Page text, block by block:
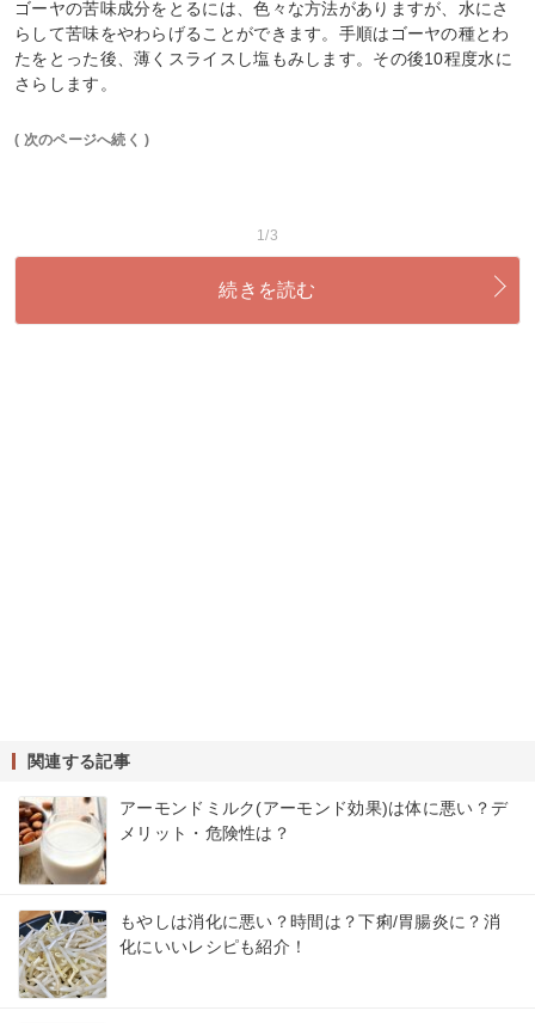
ゴーヤの苦味成分をとるには、色々な方法がありますが、水にさ
らして苦味をやわらげることができます。手順はゴーヤの種とわ
たをとった後、薄くスライスし塩もみします。その後10程度水に
さらします。
( 次のページへ続く )
1/3
続きを読む
関連する記事
アーモンドミルク(アーモンド効果)は体に悪い？デ
メリット・危険性は？
もやしは消化に悪い？時間は？下痢/胃腸炎に？消
化にいいレシピも紹介！